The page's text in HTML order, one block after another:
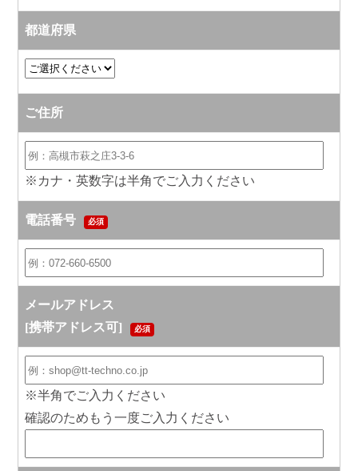
都道府県
ご住所
※カナ・英数字は半角でご入力ください
電話番号 必須
メールアドレス
[携帯アドレス可]
必須
※半角でご入力ください
確認のためもう一度ご入力ください